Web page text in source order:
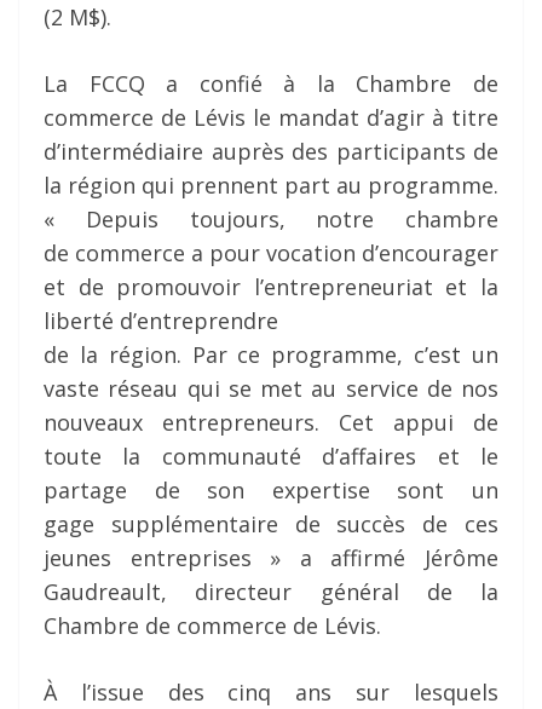
(2 M$).
La FCCQ a confié à la Chambre de
commerce de Lévis le mandat d’agir à titre
d’intermédiaire auprès des participants de
la région qui prennent part au programme.
« Depuis toujours, notre chambre
de commerce a pour vocation d’encourager
et de promouvoir l’entrepreneuriat et la
liberté d’entreprendre
de la région. Par ce programme, c’est un
vaste réseau qui se met au service de nos
nouveaux entrepreneurs. Cet appui de
toute la communauté d’affaires et le
partage de son expertise sont un
gage supplémentaire de succès de ces
jeunes entreprises » a affirmé Jérôme
Gaudreault, directeur général de la
Chambre de commerce de Lévis.
À l’issue des cinq ans sur lesquels